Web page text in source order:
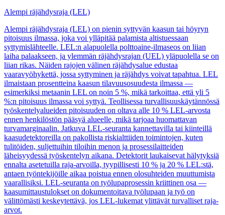
Alempi räjähdysraja (LEL)
Alempi räjähdysraja (LEL) on pienin syttyvän kaasun tai höyryn
pitoisuus ilmassa, joka voi ylläpitää palamista altistuessaan
syttymislähteelle. LEL:n alapuolella polttoaine-ilmaseos on liian
laiha palaakseen, ja ylemmän räjähdysrajan (UEL) yläpuolella se on
liian rikas. Näiden rajojen välinen räjähdysalue edustaa
vaaravyöhykettä, jossa syttyminen ja räjähdys voivat tapahtua. LEL
ilmaistaan prosentteina kaasun tilavuusosuudesta ilmassa —
esimerkiksi metaanin LEL on noin 5 %, mikä tarkoittaa, että yli 5
%:n pitoisuus ilmassa voi syttyä. Teollisessa turvallisuuskäytännössä
työskentelyalueiden pitoisuuden on oltava alle 10 % LEL-arvosta
ennen henkilöstön pääsyä alueelle, mikä tarjoaa huomattavan
turvamarginaalin. Jatkuva LEL-seuranta kannettavilla tai kiinteillä
kaasudetektoreilla on pakollista riskialttiiden toimintojen, kuten
tulitöiden, suljettuihin tiloihin menon ja prosessilaitteiden
läheisyydessä työskentelyn aikana. Detektorit laukaisevat hälytyksiä
ennalta asetetuilla raja-arvoilla, tyypillisesti 10 % ja 20 % LEL:stä,
antaen työntekijöille aikaa poistua ennen olosuhteiden muuttumista
vaarallisiksi. LEL-seuranta on työlupaprosessin kriittinen osa —
kaasumittaustulokset on dokumentoitava työlupaan ja työ on
välittömästi keskeytettävä, jos LEL-lukemat ylittävät turvalliset raja-
arvot.